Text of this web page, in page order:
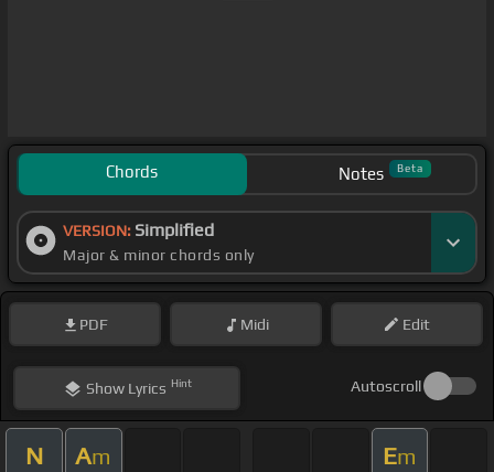
Chords Notes Beta
VERSION: Simplified
Major & minor chords only
PDF Midi Edit
ShowLyrics Hint Autoscroll
N Am Em